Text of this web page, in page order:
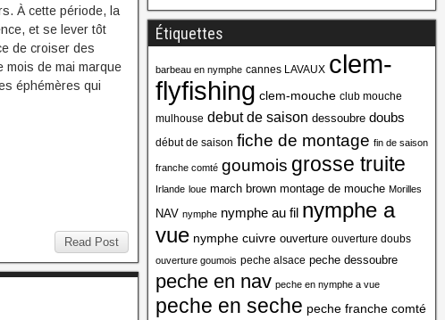
À cette période, la
et se lever tôt
de croiser des
mois de mai marque
éphémères qui
Read Post
Étiquettes
barbeau en nymphe cannes LAVAUX clem-
flyfishing clem-mouche club mouche
mulhouse debut de saison dessoubre doubs
début de saison fiche de montage fin de saison
franche comté goumois grosse truite
Irlande loue march brown montage de mouche Morilles
NAV nymphe nymphe au fil nymphe a
vue nymphe cuivre ouverture ouverture doubs
ouverture goumois peche alsace peche dessoubre
peche en nav peche en nymphe a vue
peche en seche peche franche comté